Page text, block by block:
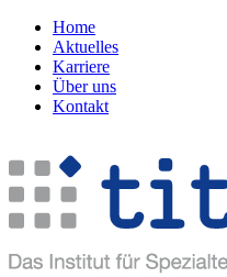
Home
Aktuelles
Karriere
Über uns
Kontakt